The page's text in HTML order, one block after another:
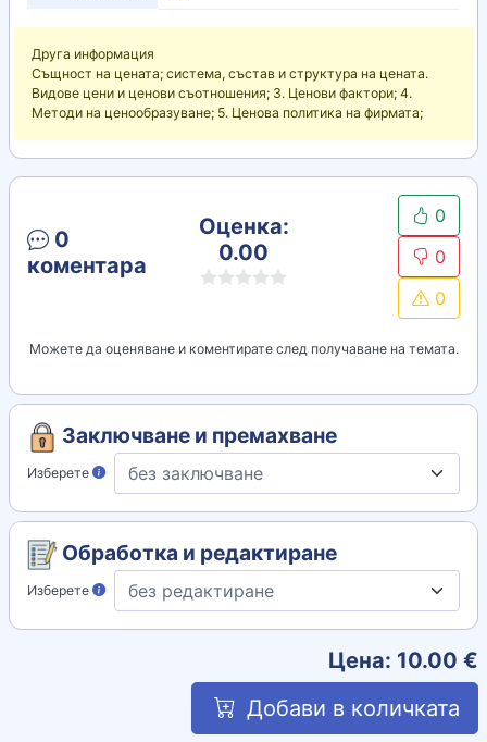
Друга информация
Същност на цената; система, състав и структура на цената.
Видове цени и ценови съотношения; 3. Ценови фактори; 4.
Методи на ценообразуване; 5. Ценова политика на фирмата;
0
коментара
Оценка:
0.00
0
0
0
Можете да оценяване и коментирате след получаване на темата.
Заключване и премахване
Изберете
Обработка и редактиране
Изберете
Цена: 10.00 €
Добави в количката